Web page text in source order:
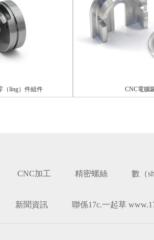
件組件 CNC電腦鑼加工
CNC加工 精密螺絲 數（
新聞資訊 聯係17c.一起草